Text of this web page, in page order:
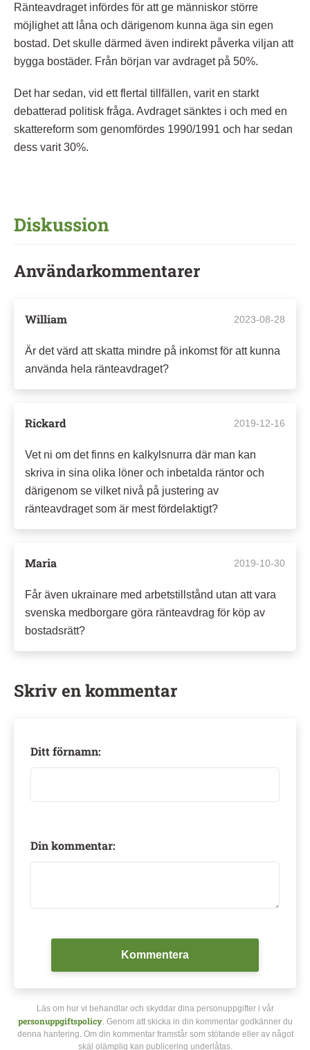
Ränteavdraget infördes för att ge människor större
möjlighet att låna och därigenom kunna äga sin egen
bostad. Det skulle därmed även indirekt påverka viljan att
bygga bostäder. Från början var avdraget på 50%.
Det har sedan, vid ett flertal tillfällen, varit en starkt
debatterad politisk fråga. Avdraget sänktes i och med en
skattereform som genomfördes 1990/1991 och har sedan
dess varit 30%.
Diskussion
Användarkommentarer
William 2023-08-28
Är det värd att skatta mindre på inkomst för att kunna
använda hela ränteavdraget?
Rickard 2019-12-16
Vet ni om det finns en kalkylsnurra där man kan
skriva in sina olika löner och inbetalda räntor och
därigenom se vilket nivå på justering av
ränteavdraget som är mest fördelaktigt?
Maria 2019-10-30
Får även ukrainare med arbetstillstånd utan att vara
svenska medborgare göra ränteavdrag för köp av
bostadsrätt?
Skriv en kommentar
Ditt förnamn:
Din kommentar:
Kommentera
Läs om hur vi behandlar och skyddar dina personuppgifter i vår
personuppgiftspolicy. Genom att skicka in din kommentar godkänner du
denna hantering. Om din kommentar framstår som stötande eller av något
skäl olämplig kan publicering underlåtas.